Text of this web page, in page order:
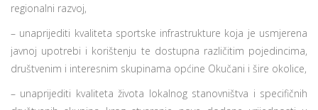
regionalni razvoj,
– unaprijediti kvaliteta sportske infrastrukture koja je usmjerena
javnoj upotrebi i korištenju te dostupna različitim pojedincima,
društvenim i interesnim skupinama općine Okučani i šire okolice,
– unaprijediti kvaliteta života lokalnog stanovništva i specifičnih